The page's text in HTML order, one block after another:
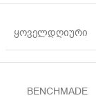
ყოველდღიური
BENCHMADE